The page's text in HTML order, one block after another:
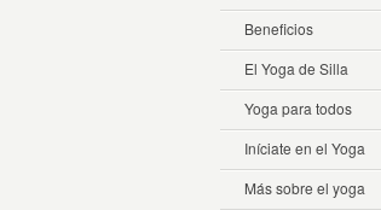
Beneficios
El Yoga de Silla
Yoga para todos
Iníciate en el Yoga
Más sobre el yoga